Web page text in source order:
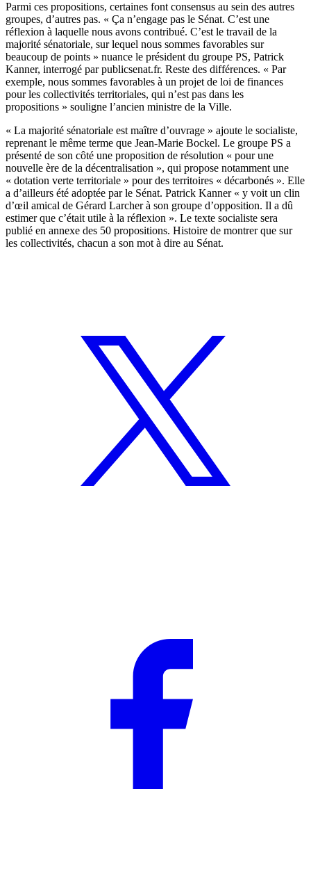
Parmi ces propositions, certaines font consensus au sein des autres
groupes, d’autres pas. « Ça n’engage pas le Sénat. C’est une
réflexion à laquelle nous avons contribué. C’est le travail de la
majorité sénatoriale, sur lequel nous sommes favorables sur
beaucoup de points » nuance le président du groupe PS, Patrick
Kanner, interrogé par publicsenat.fr. Reste des différences. « Par
exemple, nous sommes favorables à un projet de loi de finances
pour les collectivités territoriales, qui n’est pas dans les
propositions » souligne l’ancien ministre de la Ville.
« La majorité sénatoriale est maître d’ouvrage » ajoute le socialiste,
reprenant le même terme que Jean-Marie Bockel. Le groupe PS a
présenté de son côté une proposition de résolution « pour une
nouvelle ère de la décentralisation », qui propose notamment une
« dotation verte territoriale » pour des territoires « décarbonés ». Elle
a d’ailleurs été adoptée par le Sénat. Patrick Kanner « y voit un clin
d’œil amical de Gérard Larcher à son groupe d’opposition. Il a dû
estimer que c’était utile à la réflexion ». Le texte socialiste sera
publié en annexe des 50 propositions. Histoire de montrer que sur
les collectivités, chacun a son mot à dire au Sénat.